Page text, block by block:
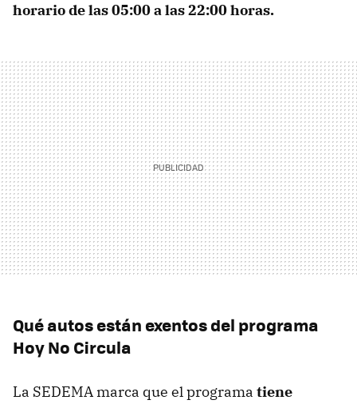
horario de las 05:00 a las 22:00 horas.
Qué autos están exentos del programa
Hoy No Circula
La SEDEMA marca que el programa tiene